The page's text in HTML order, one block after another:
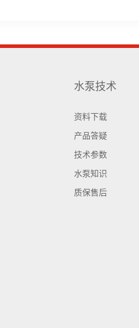
水泵技术
资料下载
产品答疑
技术参数
水泵知识
质保售后